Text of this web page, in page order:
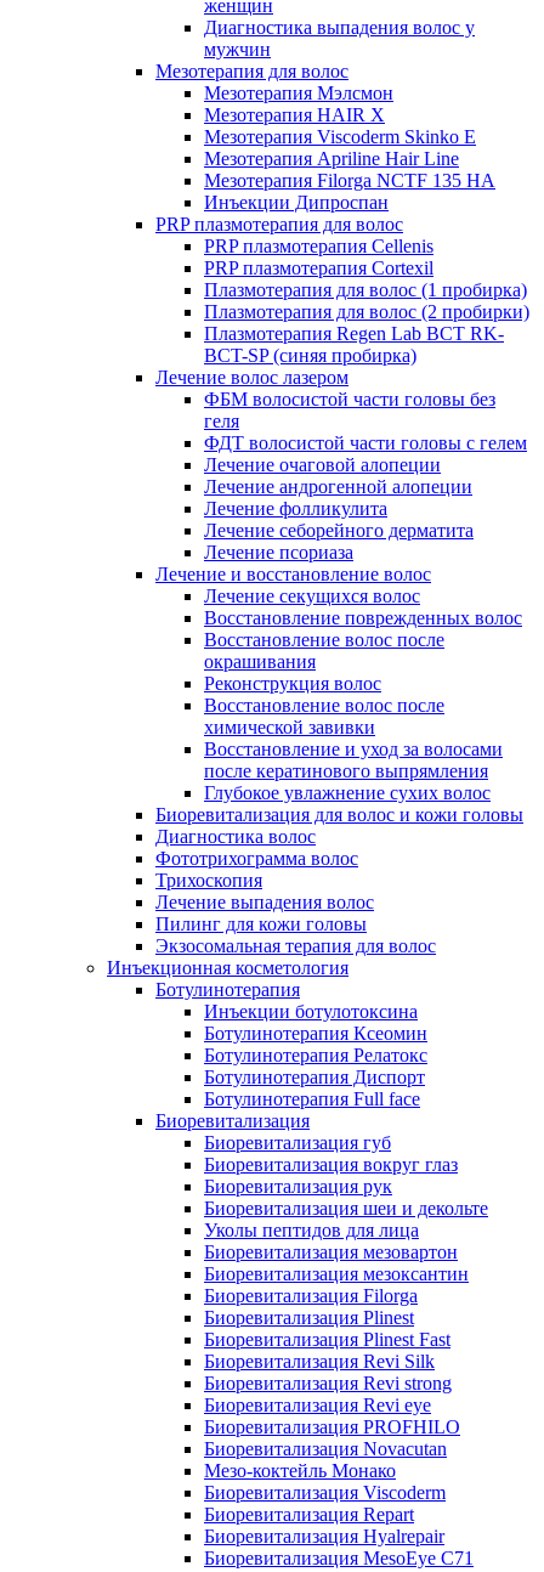
женщин
Диагностика выпадения волос у
мужчин
Мезотерапия для волос
Мезотерапия Мэлсмон
Мезотерапия HAIR X
Мезотерапия Viscoderm Skinko E
Мезотерапия Apriline Hair Line
Мезотерапия Filorga NCTF 135 HA
Инъекции Дипроспан
PRP плазмотерапия для волос
PRP плазмотерапия Cellenis
PRP плазмотерапия Cortexil
Плазмотерапия для волос (1 пробирка)
Плазмотерапия для волос (2 пробирки)
Плазмотерапия Regen Lab BCT RK-
BCT-SP (синяя пробирка)
Лечение волос лазером
ФБМ волосистой части головы без
геля
ФДТ волосистой части головы с гелем
Лечение очаговой алопеции
Лечение андрогенной алопеции
Лечение фолликулита
Лечение себорейного дерматита
Лечение псориаза
Лечение и восстановление волос
Лечение секущихся волос
Восстановление поврежденных волос
Восстановление волос после
окрашивания
Реконструкция волос
Восстановление волос после
химической завивки
Восстановление и уход за волосами
после кератинового выпрямления
Глубокое увлажнение сухих волос
Биоревитализация для волос и кожи головы
Диагностика волос
Фототрихограмма волос
Трихоскопия
Лечение выпадения волос
Пилинг для кожи головы
Экзосомальная терапия для волос
Инъекционная косметология
Ботулинотерапия
Инъекции ботулотоксина
Ботулинотерапия Ксеомин
Ботулинотерапия Релатокс
Ботулинотерапия Диспорт
Ботулинотерапия Full face
Биоревитализация
Биоревитализация губ
Биоревитализация вокруг глаз
Биоревитализация рук
Биоревитализация шеи и декольте
Уколы пептидов для лица
Биоревитализация мезовартон
Биоревитализация мезоксантин
Биоревитализация Filorga
Биоревитализация Plinest
Биоревитализация Plinest Fast
Биоревитализация Revi Silk
Биоревитализация Revi strong
Биоревитализация Revi eye
Биоревитализация PROFHILO
Биоревитализация Novacutan
Мезо-коктейль Монако
Биоревитализация Viscoderm
Биоревитализация Repart
Биоревитализация Hyalrepair
Биоревитализация MesoEye C71